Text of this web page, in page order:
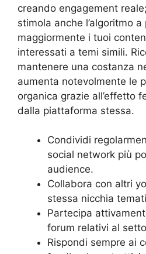
creando engagement
stimola anche l’algoritmo a
maggiormente i tuoi
interessati a temi simili.
mantenere una costanza
aumenta notevolmente le
organica grazie all’effetto
dalla piattaforma stessa.
Condividi
social network più
audience.
Collabora con altri
stessa nicchia
Partecipa
forum relativi al
Rispondi sempre ai